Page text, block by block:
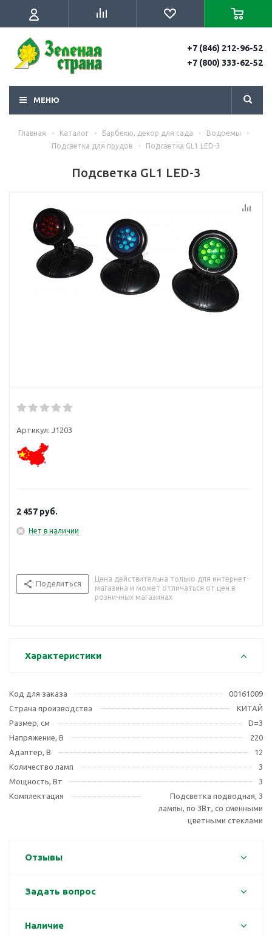
+7 (846) 212-96-52
+7 (800) 333-62-52
МЕНЮ
Главная - Каталог - Барбекю, декор для сада - Водоемы
-
Подсветка для прудов
- Подсветка GL1 LED-3
Подсветка GL1 LED-3
Артикул: J1203
2 457 руб.
Нет в наличии
Поделиться
Цена действительна только для интернет-
магазина и может отличаться от цен в
розничных магазинах
Характеристики
Код для заказа
00161009
Страна производства
КИТАЙ
Размер, см
D=3
Напряжение, В
220
Адаптер, В
12
Количество ламп
3
Мощность, Вт
3
Комплектация
Подсветка подводная, 3
лампы, по 3Вт, со сменными
цветными стеклами
Отзывы
Задать вопрос
Наличие